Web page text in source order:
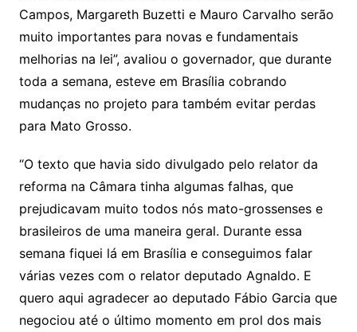
Campos, Margareth Buzetti e Mauro Carvalho serão
muito importantes para novas e fundamentais
melhorias na lei”, avaliou o governador, que durante
toda a semana, esteve em Brasília cobrando
mudanças no projeto para também evitar perdas
para Mato Grosso.
“O texto que havia sido divulgado pelo relator da
reforma na Câmara tinha algumas falhas, que
prejudicavam muito todos nós mato-grossenses e
brasileiros de uma maneira geral. Durante essa
semana fiquei lá em Brasília e conseguimos falar
várias vezes com o relator deputado Agnaldo. E
quero aqui agradecer ao deputado Fábio Garcia que
negociou até o último momento em prol dos mais